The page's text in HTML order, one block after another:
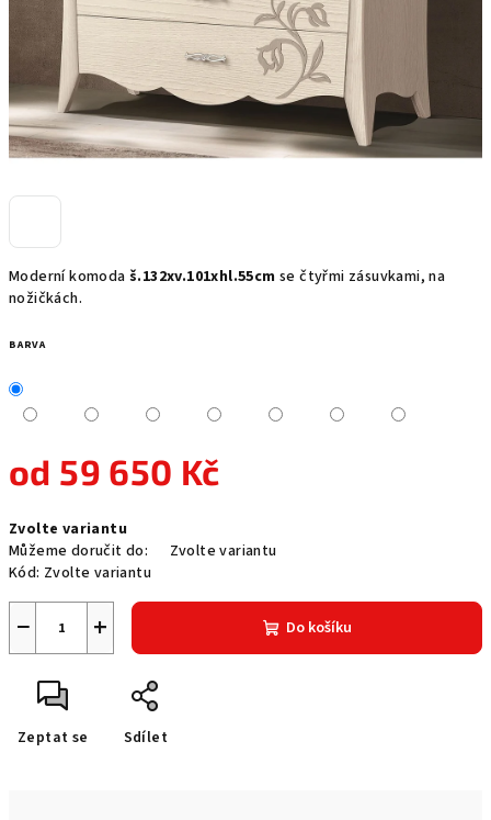
Moderní komoda š.132xv.101xhl.55cm se čtyřmi zásuvkami, na
nožičkách.
BARVA
od 59 650 Kč
cena:
Zvolte variantu
Můžeme doručit do:
Zvolte variantu
Kód: Zvolte variantu
+
− Do košíku
Zeptat se Sdílet